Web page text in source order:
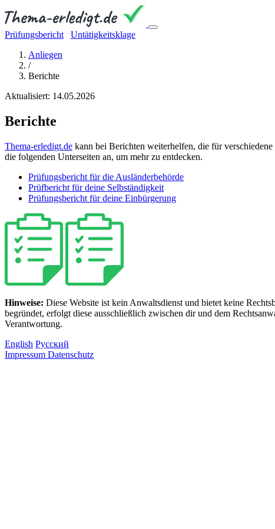
Prüfungsbericht
Untätigkeitsklage
Anliegen
/
Berichte
Aktualisiert: 14.05.2026
Berichte
Thema-erledigt.de kann bei Berichten weiterhelfen, die für
die folgenden Unterseiten an, um mehr zu entdecken.
Prüfungsbericht für die Ausländerbehörde
Prüfbericht für deine Selbständigkeit
Prüfungsbericht für deine Einbürgerung
Hinweise: Diese Website ist kein Anwaltsdienst und bietet keine
begründet, erfolgt diese ausschließlich zwischen dir und dem
Verantwortung.
English Русский
Impressum Datenschutz